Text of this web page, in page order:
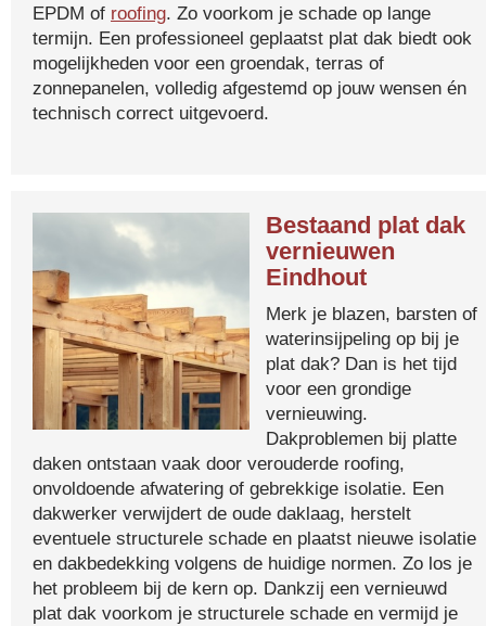
EPDM of roofing. Zo voorkom je schade op lange
termijn. Een professioneel geplaatst plat dak biedt ook
mogelijkheden voor een groendak, terras of
zonnepanelen, volledig afgestemd op jouw wensen én
technisch correct uitgevoerd.
Bestaand plat dak
vernieuwen
Eindhout
Merk je blazen, barsten of
waterinsijpeling op bij je
plat dak? Dan is het tijd
voor een grondige
vernieuwing.
Dakproblemen bij platte
daken ontstaan vaak door verouderde roofing,
onvoldoende afwatering of gebrekkige isolatie. Een
dakwerker verwijdert de oude daklaag, herstelt
eventuele structurele schade en plaatst nieuwe isolatie
en dakbedekking volgens de huidige normen. Zo los je
het probleem bij de kern op. Dankzij een vernieuwd
plat dak voorkom je structurele schade en vermijd je